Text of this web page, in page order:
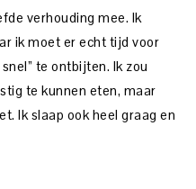
verhouding mee. Ik
ik moet er echt tijd voor
te ontbijten. Ik zou
te kunnen eten, maar
Ik slaap ook heel graag en